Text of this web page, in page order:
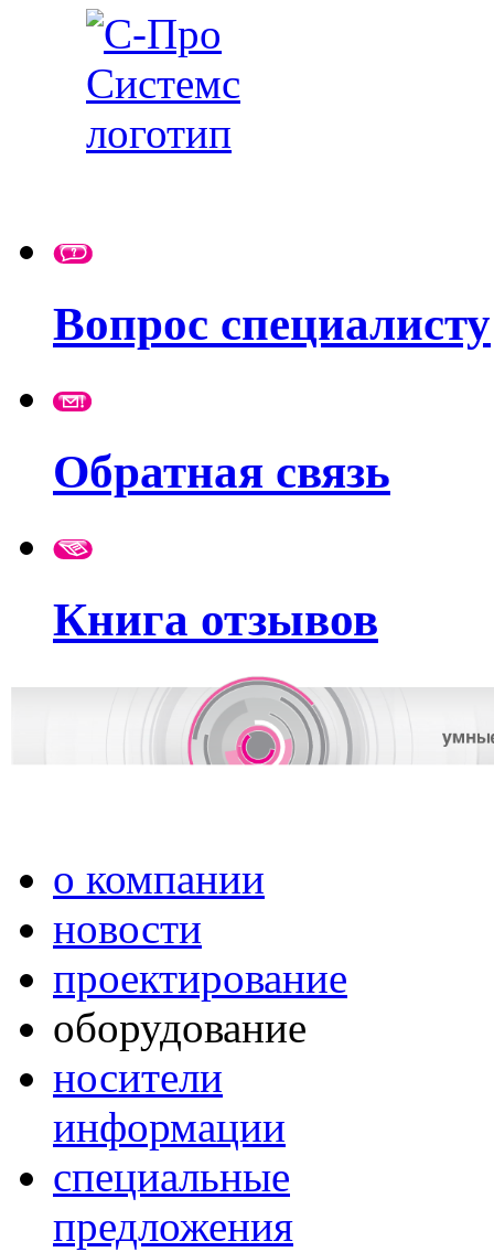
Вопрос специалисту
Обратная связь
Книга отзывов
о компании
новости
проектирование
оборудование
носители
информации
специальные
предложения